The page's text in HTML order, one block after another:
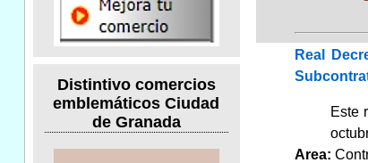
Distintivo comercios
emblemáticos Ciudad
de Granada
Real
Este
Area: